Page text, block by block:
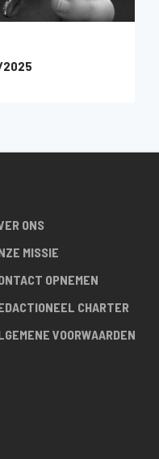
2025
ONS
MISSIE
OPNEMEN
CHARTER
VOORWAARDEN